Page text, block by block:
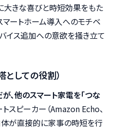
大きな喜びと時短効果をもた
マートホーム導入へのモチベ
イス追加への意欲を掻き立て
としての役割）
他のスマート家電を「つな
トスピーカー（Amazon Echo、
が直接的に家事の時短を行